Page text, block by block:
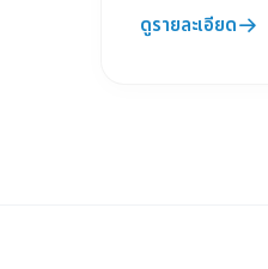
ดูรายละเอียด